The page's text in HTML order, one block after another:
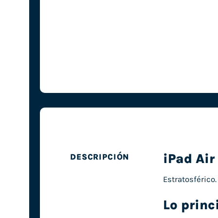
DESCRIPCIÓN iPad Air
Estratosférico.
Lo